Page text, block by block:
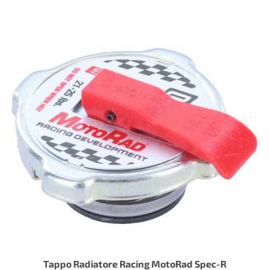
Tappo Radiatore Racing MotoRad Spec-R